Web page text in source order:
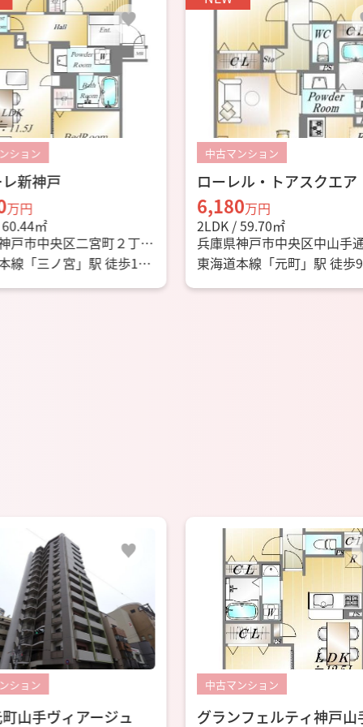
ション
・トアスクエア
万円
㎡
戸市中央区中山手通２丁
線「元町」駅 徒歩9分
中古一戸建
中古戸建 神戸市長田区
町8丁目6
1,780万円
2LDK / 78.44㎡
兵庫県神戸市長田区二葉町
6-21
神戸市海岸線「駒ヶ林」駅
ション
ェルティ神戸山手通
中古マンション
ソナーレ新神戸